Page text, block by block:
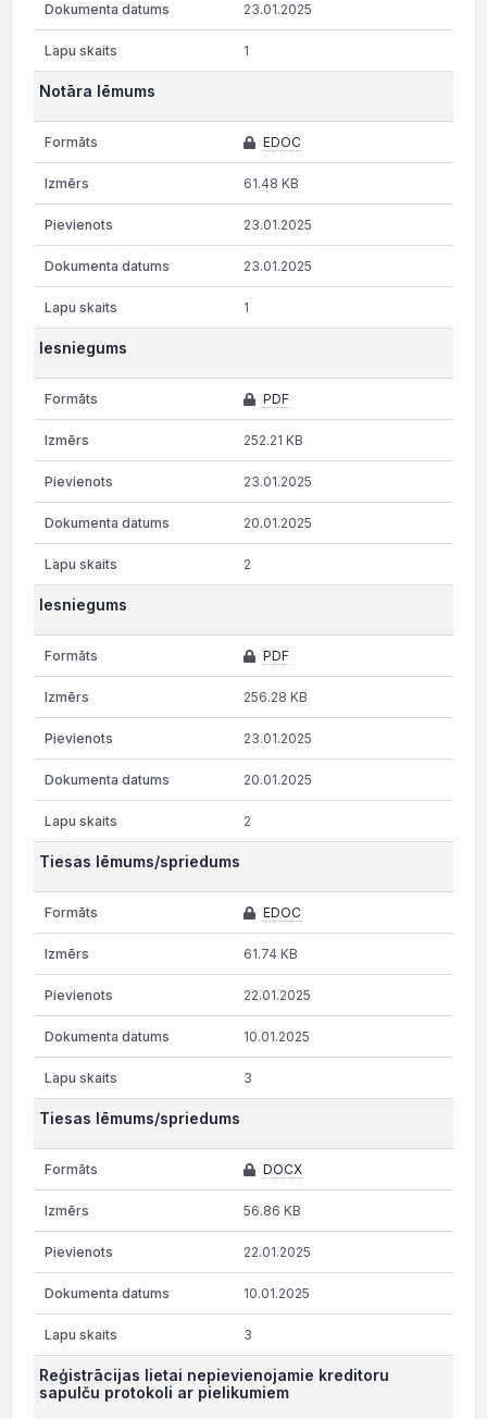
23.01.2025
1
Notāra lēmums
EDOC
61.48 KB
23.01.2025
23.01.2025
1
Iesniegums
PDF
252.21 KB
23.01.2025
20.01.2025
2
Iesniegums
PDF
256.28 KB
23.01.2025
20.01.2025
2
Tiesas lēmums/spriedums
EDOC
61.74 KB
22.01.2025
10.01.2025
3
Tiesas lēmums/spriedums
DOCX
56.86 KB
22.01.2025
10.01.2025
3
Reģistrācijas lietai nepievienojamie kreditoru
sapulču protokoli ar pielikumiem